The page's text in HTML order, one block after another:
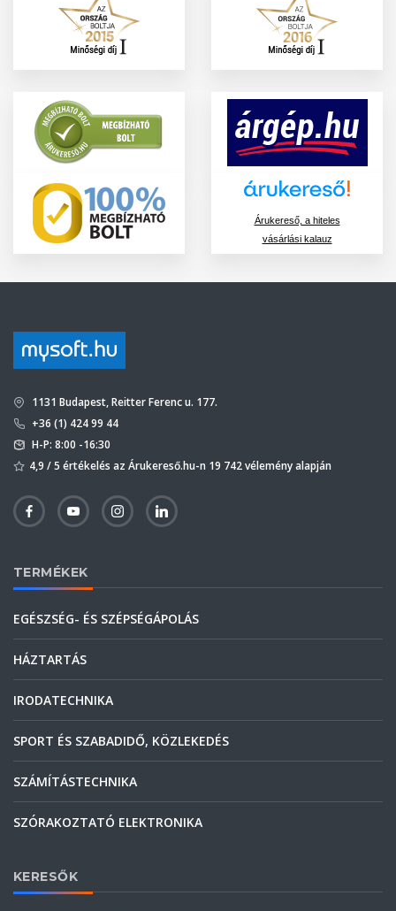
Árukereső, a hiteles
vásárlási kalauz
1131 Budapest, Reitter Ferenc u. 177.
+36 (1) 424 99 44
H-P: 8:00 -16:30
4,9 / 5 értékelés az Árukereső.hu-n 19 742 vélemény alapján
TERMÉKEK
EGÉSZSÉG- ÉS SZÉPSÉGÁPOLÁS
HÁZTARTÁS
IRODATECHNIKA
SPORT ÉS SZABADIDŐ, KÖZLEKEDÉS
SZÁMÍTÁSTECHNIKA
SZÓRAKOZTATÓ ELEKTRONIKA
KERESŐK